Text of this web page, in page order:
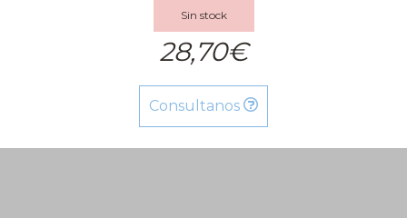
Sin stock
28,70€
Consultanos